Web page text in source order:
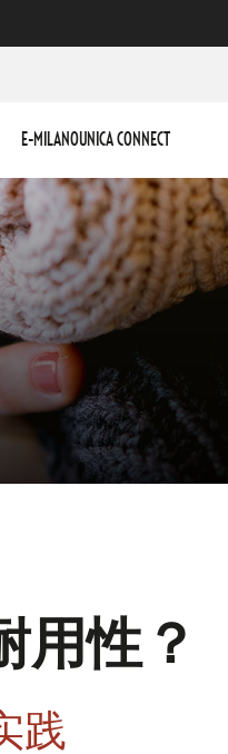
E-MILANOUNICA CONNECT
用性？
践